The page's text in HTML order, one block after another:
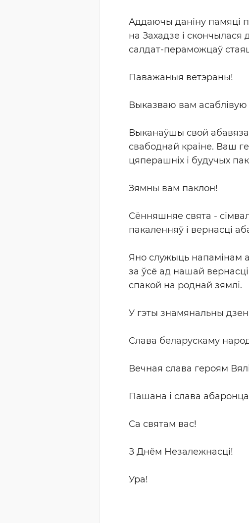
Аддаючы даніну памяці
на Захадзе і скончылася
салдат-пераможцаў
Паважаныя ветэраны!
Выказваю вам
Выканаўшы свой
свабоднай краіне. Ваш
цяперашніх і будучых
Зямны вам паклон!
Сённяшняе свята -
пакаленняў і вернасці
Яно служыць напамінам
за ўсё ад нашай
спакой на роднай зямлі.
У гэты знамянальны
Слава беларускаму
Вечная слава героям
Пашана і слава
Са святам вас!
З Днём Незалежнасці!
Ура!